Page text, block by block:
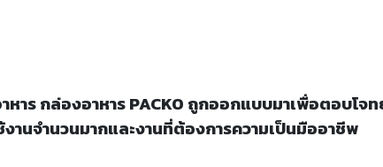
ร กล่องอาหาร PACKO ถูกออกแบบมาเพื่อตอบโจท
านจำนวนมากและงานที่ต้องการความเป็นมืออาชีพ